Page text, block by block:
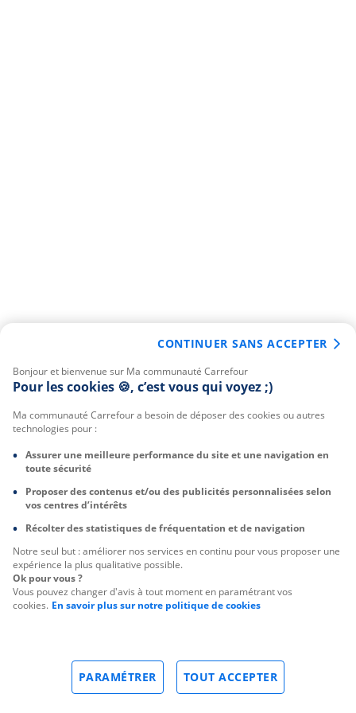
Bonjour et bienvenue sur Ma communauté Carrefour
Pour les cookies 🍪, c’est vous qui voyez ;)
Ma communauté Carrefour a besoin de déposer des cookies ou autres
technologies pour :
Assurer une meilleure performance du site et une navigation en
toute sécurité
Proposer des contenus et/ou des publicités personnalisées selon
vos centres d’intérêts
Récolter des statistiques de fréquentation et de navigation
Notre seul but : améliorer nos services en continu pour vous proposer une
expérience la plus qualitative possible.
Ok pour vous ?
Vous pouvez changer d'avis à tout moment en paramétrant vos
cookies. En savoir plus sur notre politique de cookies
TOUT ACCEPTER
PARAMÉTRER
CONTINUER SANS ACCEPTER